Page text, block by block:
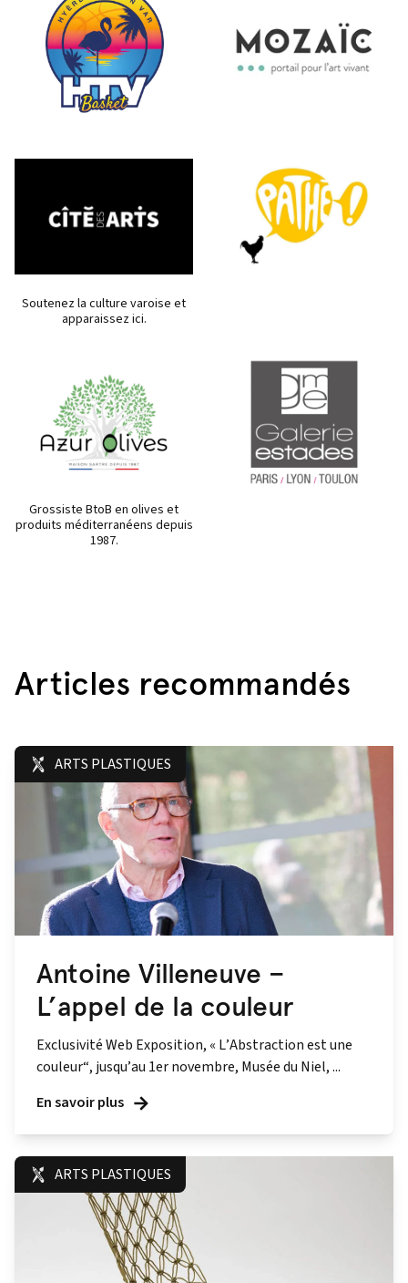
Soutenez la culture varoise et
apparaissez ici.
Grossiste BtoB en olives et
produits méditerranéens depuis
1987.
Articles recommandés
ARTS PLASTIQUES
Antoine Villeneuve –
L’appel de la couleur
Exclusivité Web Exposition, « L’Abstraction est une
couleur“, jusqu’au 1er novembre, Musée du Niel, ...
En savoir plus
ARTS PLASTIQUES